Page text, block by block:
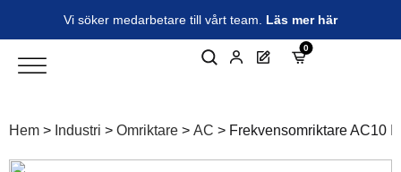
Vi söker medarbetare till vårt team. Läs mer här
0
Hem > Industri > Omriktare > AC > Frekvensomriktare AC10